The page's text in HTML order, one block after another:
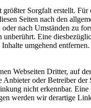
Sorgfalt erstellt.
Seiten nach den
nach Umständen zu
unberührt. Eine
umgehend entfernen.
Webseiten Dritter, auf
Anbieter oder Betreiber
nicht erkennbar.
werden wir derartige